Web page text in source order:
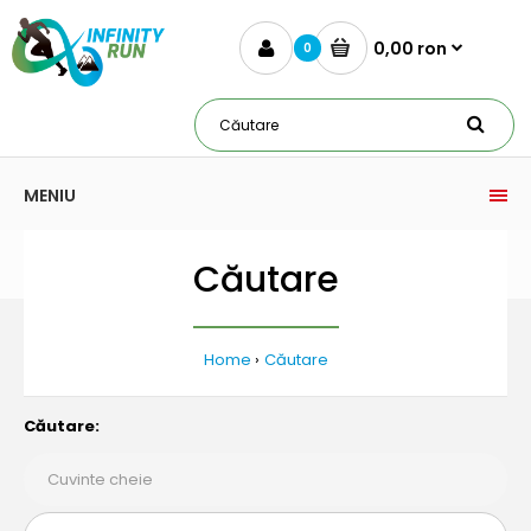
0 0,00 ron
MENIU
Căutare
Home Căutare
Căutare: